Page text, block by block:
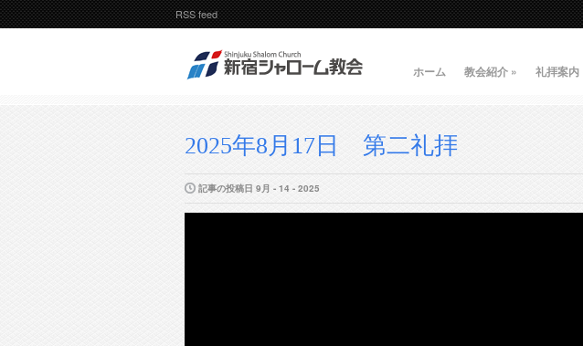
RSS feed
ホーム 教会紹介 » 礼拝案内
2025年8月17日 第二礼拝
記事の投稿日 9月 - 14 - 2025